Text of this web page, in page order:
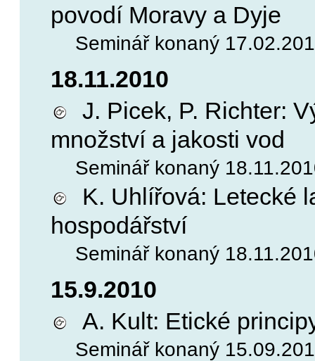
povodí Moravy a Dyje
Seminář konaný
18.11.2010
J. Picek, P. Richter:
množství a jakosti vod
Seminář konaný
K. Uhlířová: Letecké
hospodářství
Seminář konaný
15.9.2010
A. Kult: Etické
Seminář konaný